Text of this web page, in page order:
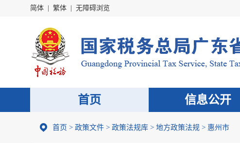
简体 繁体 无障碍浏览
首页 信息公开
首页 > 政策文件 > 政策法规库 > 地方政策法规 > 惠州市